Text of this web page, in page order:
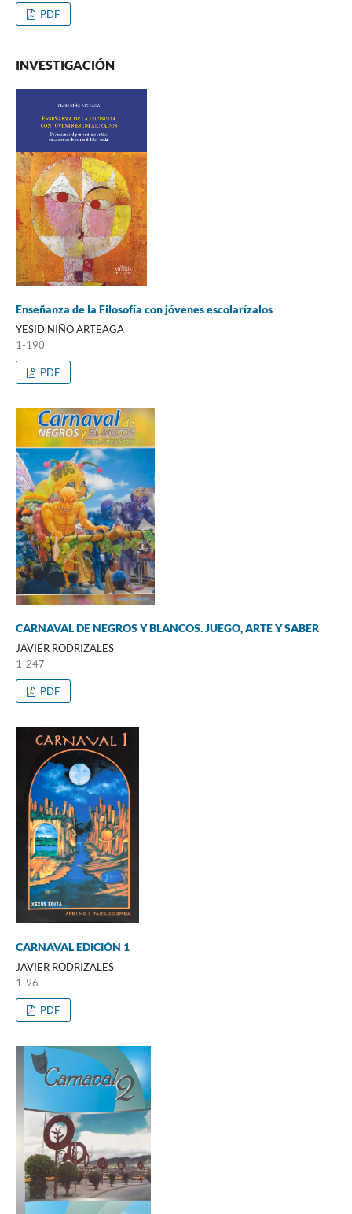
PDF
INVESTIGACIÓN
Enseñanza de la Filosofía con jóvenes escolarízalos
YESID NIÑO ARTEAGA
1-190
PDF
CARNAVAL DE NEGROS Y BLANCOS. JUEGO, ARTE Y SABER
JAVIER RODRIZALES
1-247
PDF
CARNAVAL EDICIÓN 1
JAVIER RODRIZALES
1-96
PDF